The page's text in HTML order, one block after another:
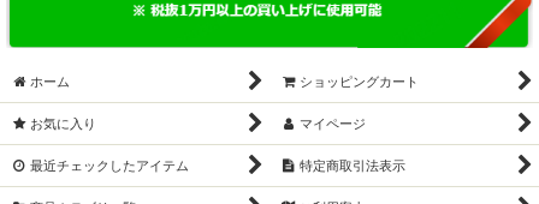
ホーム ショッピングカート
お気に入り マイページ
最近チェックしたアイテム 特定商取引法表示